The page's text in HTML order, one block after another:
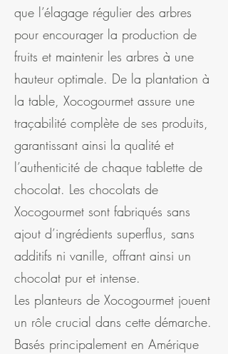
que l’élagage régulier des arbres
pour encourager la production de
fruits et maintenir les arbres à une
hauteur optimale. De la plantation à
la table, Xocogourmet assure une
traçabilité complète de ses produits,
garantissant ainsi la qualité et
l’authenticité de chaque tablette de
chocolat. Les chocolats de
Xocogourmet sont fabriqués sans
ajout d’ingrédients superflus, sans
additifs ni vanille, offrant ainsi un
chocolat pur et intense.
Les planteurs de Xocogourmet jouent
un rôle crucial dans cette démarche.
Basés principalement en Amérique